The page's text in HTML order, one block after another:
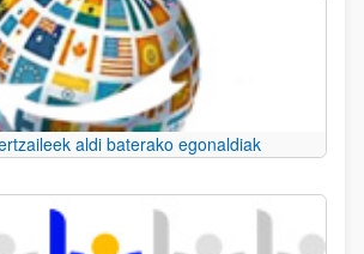
aldi baterako egonaldiak